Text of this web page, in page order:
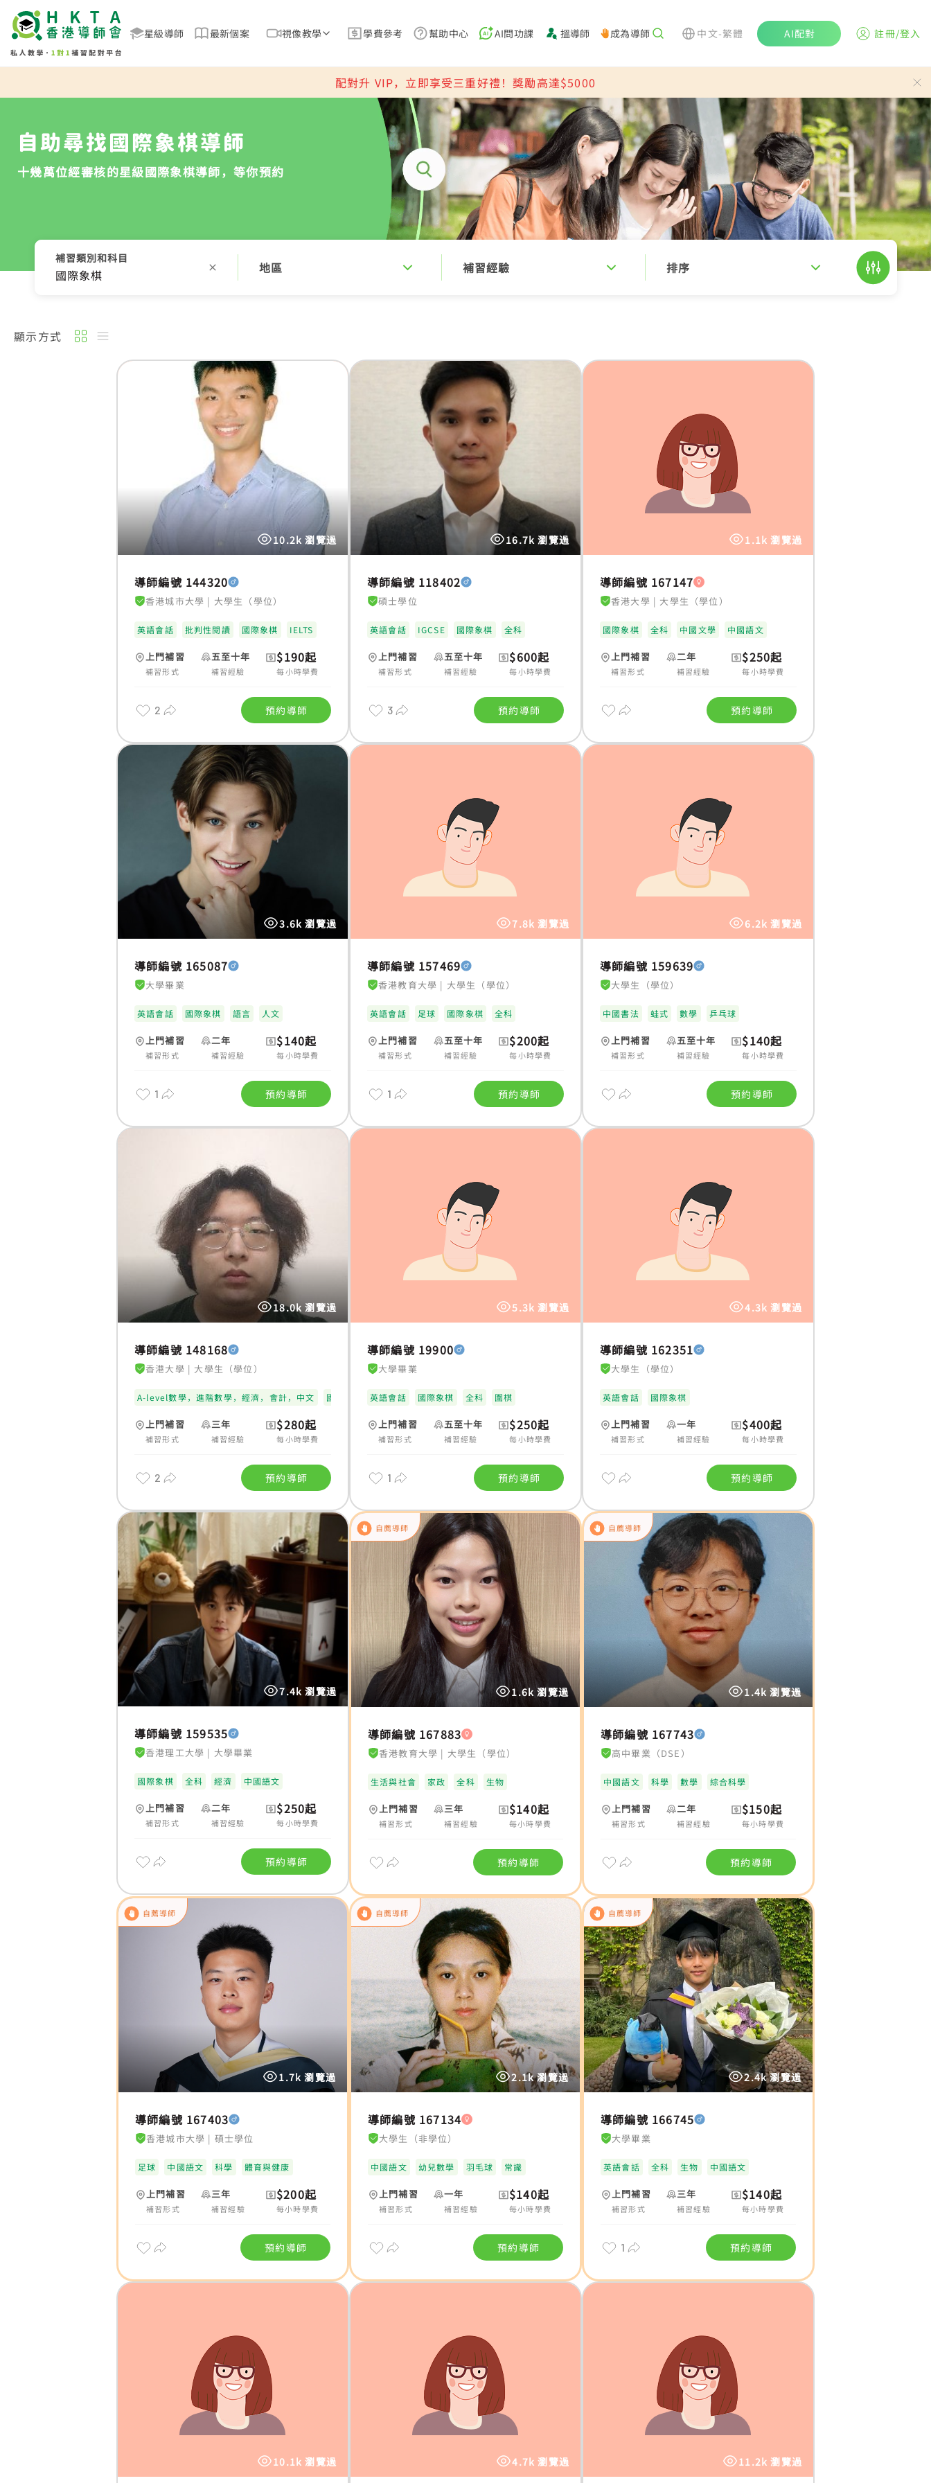
星級導師 最新個案 視像教學 學費參考 幫助中心 AI問功課 搵導師 成為導師 中文-繁體 AI配對 註冊/登入
配對升 VIP，立即享受三重好禮！獎勵高達$5000
自助尋找國際象棋導師
十幾萬位經審核的星級國際象棋導師，等你預約
補習類別和科目
國際象棋 地區 補習經驗 排序
顯示方式
10.2k 瀏覽過
導師編號 144320
香港城市大學 | 大學生（學位）
英語會話 批判性閱讀 國際象棋 IELTS
上門補習
補習形式
五至十年
補習經驗
$190起
每小時學費
2 預約導師
16.7k 瀏覽過
導師編號 118402
碩士學位
英語會話 IGCSE 國際象棋 全科
上門補習
補習形式
五至十年
補習經驗
$600起
每小時學費
3 預約導師
1.1k 瀏覽過
導師編號 167147
香港大學 | 大學生（學位）
國際象棋 全科 中國文學 中國語文
上門補習
補習形式
二年
補習經驗
$250起
每小時學費
預約導師
3.6k 瀏覽過
導師編號 165087
大學畢業
英語會話 國際象棋 語言 人文
上門補習
補習形式
二年
補習經驗
$140起
每小時學費
1 預約導師
7.8k 瀏覽過
導師編號 157469
香港教育大學 | 大學生（學位）
英語會話 足球 國際象棋 全科
上門補習
補習形式
五至十年
補習經驗
$200起
每小時學費
1 預約導師
6.2k 瀏覽過
導師編號 159639
大學生（學位）
中國書法 蛙式 數學 乒乓球
上門補習
補習形式
五至十年
補習經驗
$140起
每小時學費
預約導師
18.0k 瀏覽過
導師編號 148168
香港大學 | 大學生（學位）
A-level數學，進階數學，經濟，會計，中文 國際象棋 普通話 小學全科
上門補習
補習形式
三年
補習經驗
$280起
每小時學費
2 預約導師
5.3k 瀏覽過
導師編號 19900
大學畢業
英語會話 國際象棋 全科 圍棋
上門補習
補習形式
五至十年
補習經驗
$250起
每小時學費
1 預約導師
4.3k 瀏覽過
導師編號 162351
大學生（學位）
英語會話 國際象棋
上門補習
補習形式
一年
補習經驗
$400起
每小時學費
預約導師
7.4k 瀏覽過
導師編號 159535
香港理工大學 | 大學畢業
國際象棋 全科 經濟 中國語文
上門補習
補習形式
二年
補習經驗
$250起
每小時學費
預約導師
自薦導師
1.6k 瀏覽過
導師編號 167883
香港教育大學 | 大學生（學位）
生活與社會 家政 全科 生物
上門補習
補習形式
三年
補習經驗
$140起
每小時學費
預約導師
自薦導師
1.4k 瀏覽過
導師編號 167743
高中畢業（DSE）
中國語文 科學 數學 綜合科學
上門補習
補習形式
二年
補習經驗
$150起
每小時學費
預約導師
自薦導師
1.7k 瀏覽過
導師編號 167403
香港城市大學 | 碩士學位
足球 中國語文 科學 體育與健康
上門補習
補習形式
三年
補習經驗
$200起
每小時學費
預約導師
自薦導師
2.1k 瀏覽過
導師編號 167134
大學生（非學位）
中國語文 幼兒數學 羽毛球 常識
上門補習
補習形式
一年
補習經驗
$140起
每小時學費
預約導師
自薦導師
2.4k 瀏覽過
導師編號 166745
大學畢業
英語會話 全科 生物 中國語文
上門補習
補習形式
三年
補習經驗
$140起
每小時學費
1 預約導師
10.1k 瀏覽過 4.7k 瀏覽過 11.2k 瀏覽過